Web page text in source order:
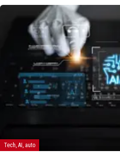
Tech, AI, auto